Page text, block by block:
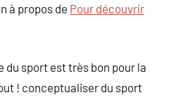
à propos de Pour découvrir
du sport est très bon pour la
! conceptualiser du sport